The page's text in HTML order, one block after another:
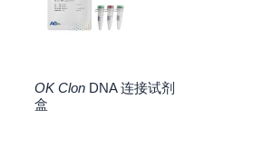
OK ClonDNA 连接试剂
盒